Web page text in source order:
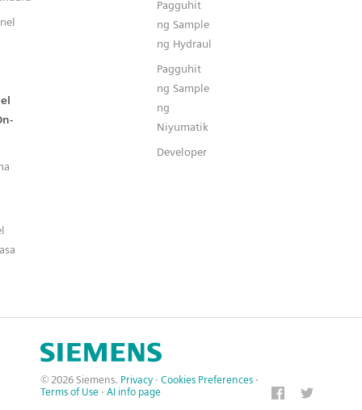
Pagguhit
ng Sample
ng Hydraul
Pagguhit
ng Sample
ng
Niyumatik
Developer
© 2026 Siemens. Privacy · Cookies Preferences ·
Terms of Use · AI info page